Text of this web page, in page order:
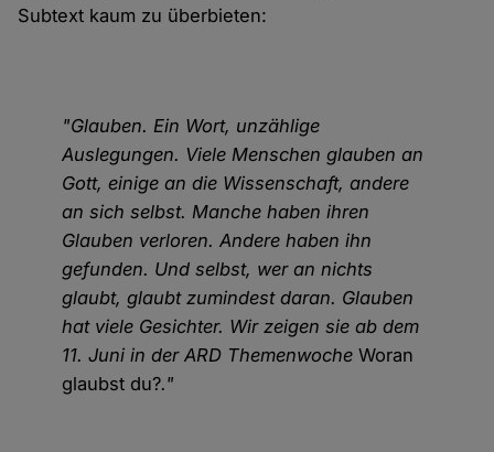
Subtext kaum zu überbieten:
"Glauben. Ein Wort, unzählige
Auslegungen. Viele Menschen glauben an
Gott, einige an die Wissenschaft, andere
an sich selbst. Manche haben ihren
Glauben verloren. Andere haben ihn
gefunden. Und selbst, wer an nichts
glaubt, glaubt zumindest daran. Glauben
hat viele Gesichter. Wir zeigen sie ab dem
11. Juni in der ARD ThemenwocheWoran
glaubst du?."